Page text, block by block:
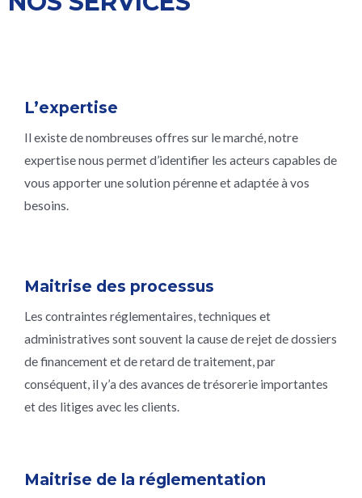
L’expertise
Il existe de nombreuses offres sur le marché, notre
expertise nous permet d’identifier les acteurs capables de
vous apporter une solution pérenne et adaptée à vos
besoins.
Maitrise des processus
Les contraintes réglementaires, techniques et
administratives sont souvent la cause de rejet de dossiers
de financement et de retard de traitement, par
conséquent, il y’a des avances de trésorerie importantes
et des litiges avec les clients.
Maitrise de la réglementation